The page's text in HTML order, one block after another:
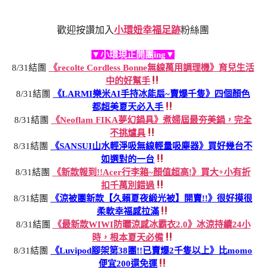
歡迎按讚加入小環妞幸福足跡粉絲團
▼小環現正開團ing▼
8/31結團
《recolte Cordless Bonne無線萬用調理機》育兒生活
中的好幫手
8/31結團
《LARMI樂米AI手持冰能扇~賣爆千隻》四個顏色
都超美夏天必入手
8/31結團
《Neoflam FIKA夢幻鍋具》煮婦屆最夯美鍋，完全
不挑爐具
8/31結團
《SANSUI山水輕淨吸無線輕量吸塵器》買好幾台不
如選對的一台
8/31結團
《新款報到!!Acer行李箱~顏值超高!》買大+小有折
扣千萬別錯過
8/31結團
《涼被團新款【久賴夏夜緞光被】開賣!!》很好摸很
柔軟幸福感拉滿
8/31結團
《最新款WIWI防曬涼感冰霸衣2.0》冰涼持續24小
時，根本夏天必備
8/31結團
《Luvipod腳架第38團!!已賣爆2千隻以上》比momo
便宜200還免運